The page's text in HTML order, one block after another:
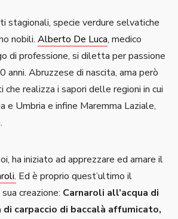
stagionali, specie verdure selvatiche
nobili. Alberto De Luca, medico
di professione, si diletta per passione
anni. Abruzzese di nascita, ama però
che realizza i sapori delle regioni in cui
e Umbria e infine Maremma Laziale,
ha iniziato ad apprezzare ed amare il
Ed è proprio quest’ultimo il
creazione: Carnaroli all’acqua di
carpaccio di baccalà affumicato,